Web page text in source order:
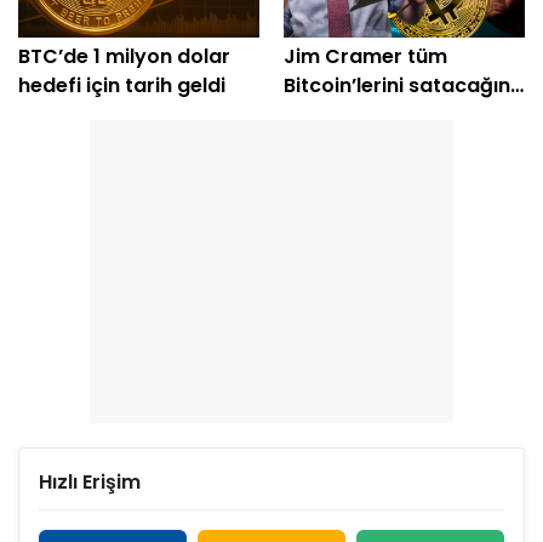
BTC’de 1 milyon dolar
hedefi için tarih geldi
Jim Cramer tüm
Bitcoin’lerini satacağını
Hızlı Erişim